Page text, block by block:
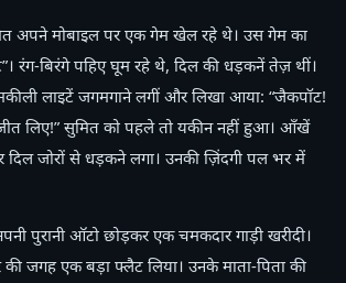
अपने मोबाइल पर एक गेम खेल रहे थे। उस गेम का
रंग-बिरंगे पहिए घूम रहे थे, दिल की धड़कनें तेज़ थीं।
लाइटें जगमगाने लगीं और लिखा आया: “जैकपॉट!
लिए!” सुमित को पहले तो यकीन नहीं हुआ। आँखें
जोरों से धड़कने लगा। उनकी ज़िंदगी पल भर में
पुरानी ऑटो छोड़कर एक चमकदार गाड़ी खरीदी।
जगह एक बड़ा फ्लैट लिया। उनके माता-पिता की